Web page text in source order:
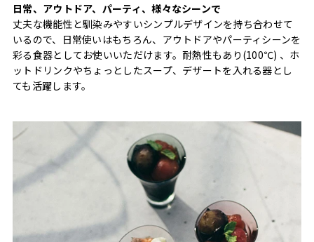
日常、アウトドア、パーティ、様々なシーンで
丈夫な機能性と馴染みやすいシンプルデザインを持ち合わせて
いるので、日常使いはもちろん、アウトドアやパーティシーンを
彩る食器としてお使いいただけます。耐熱性もあり(100℃) 、ホ
ットドリンクやちょっとしたスープ、デザートを入れる器とし
ても活躍します。